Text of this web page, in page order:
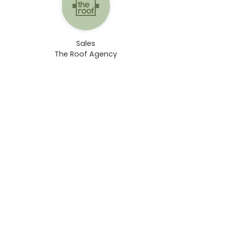
Sales
The Roof Agency